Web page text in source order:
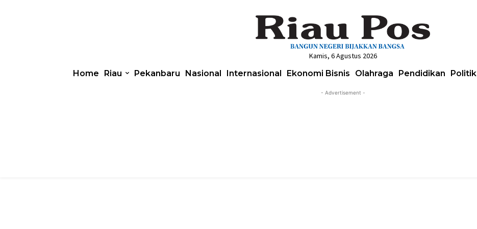
Kamis, 6 Agustus 2026
Home Riau Pekanbaru Nasional Internasional Ekonomi Bisnis Olahraga Pendidikan Politik
- Advertisement -